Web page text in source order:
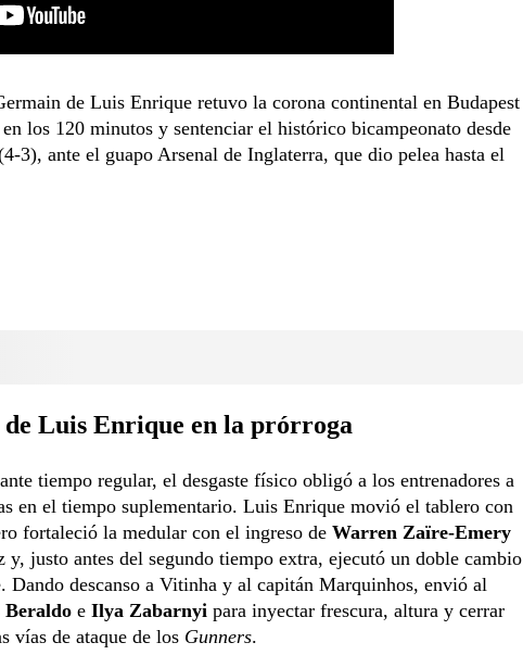
de Luis Enrique retuvo la corona continental en Budapest
los 120 minutos y sentenciar el histórico bicampeonato desde
3), ante el guapo Arsenal de Inglaterra, que dio pelea hasta el
Luis Enrique en la prórroga
tiempo regular, el desgaste físico obligó a los entrenadores a
en el tiempo suplementario. Luis Enrique movió el tablero con
fortaleció la medular con el ingreso de Warren Zaïre-Emery
y, justo antes del segundo tiempo extra, ejecutó un doble cambio
Dando descanso a Vitinha y al capitán Marquinhos, envió al
Beraldo e Ilya Zabarnyi para inyectar frescura, altura y cerrar
vías de ataque de los Gunners.